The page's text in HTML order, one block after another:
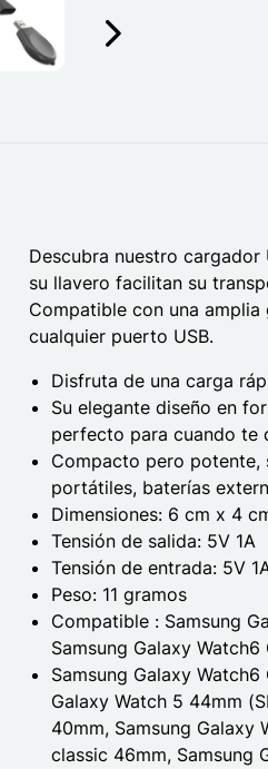
Descubra nuestro
su llavero facilitan su
Compatible con una
cualquier puerto USB.
Disfruta de una carga
Su elegante diseño en
perfecto para cuando te
Compacto pero potente,
portátiles, baterías
Dimensiones: 6 cm x 4
Tensión de salida: 5V 1A
Tensión de entrada: 5V
Peso: 11 gramos
Compatible : Samsung
Samsung Galaxy
Samsung Galaxy
Galaxy Watch 5 44mm
40mm, Samsung Galaxy
classic 46mm, Samsung